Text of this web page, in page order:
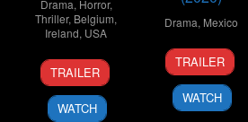
Drama, Horror,
Thriller, Belgium,
Ireland, USA
3
Apr
2020
Małgorzata
Szumowska
TRAILER
WATCH
Drama, Mexico
29
May
2020
Samuel
Montes
de
Oca
TRAILER
WATCH